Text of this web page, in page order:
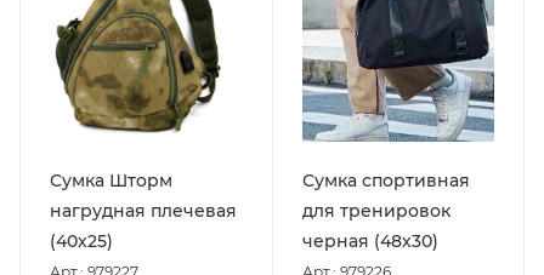
Сумка Шторм
нагрудная плечевая
(40х25)
Сумка спортивная
для тренировок
черная (48х30)